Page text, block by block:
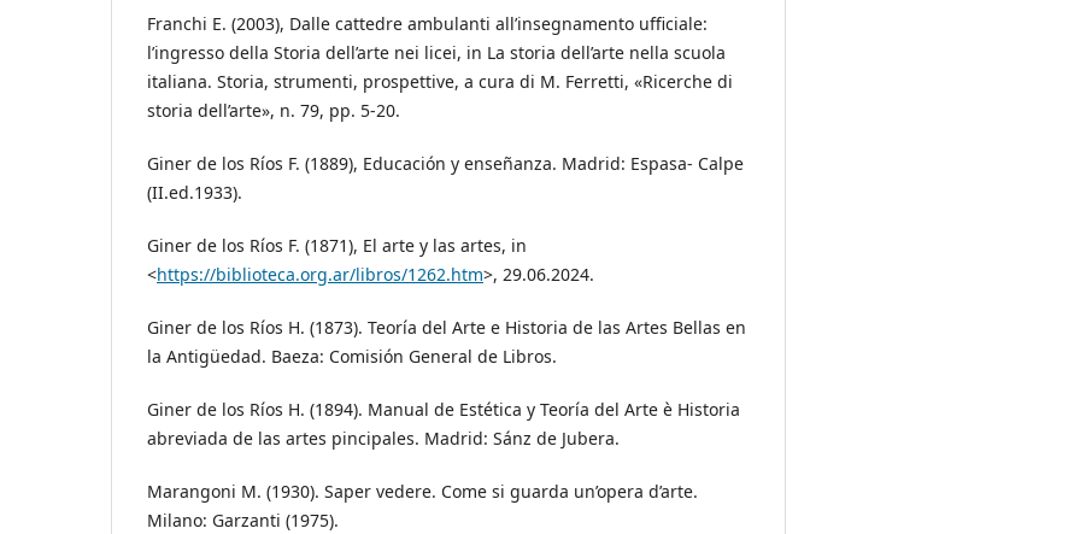
Franchi E. (2003), Dalle cattedre ambulanti all’insegnamento ufficiale:
l’ingresso della Storia dell’arte nei licei, in La storia dell’arte nella scuola
italiana. Storia, strumenti, prospettive, a cura di M. Ferretti, «Ricerche di
storia dell’arte», n. 79, pp. 5-20.
Giner de los Ríos F. (1889), Educación y enseñanza. Madrid: Espasa- Calpe
(II.ed.1933).
Giner de los Ríos F. (1871), El arte y las artes, in
<https://biblioteca.org.ar/libros/1262.htm>, 29.06.2024.
Giner de los Ríos H. (1873). Teoría del Arte e Historia de las Artes Bellas en
la Antigüedad. Baeza: Comisión General de Libros.
Giner de los Ríos H. (1894). Manual de Estética y Teoría del Arte è Historia
abreviada de las artes pincipales. Madrid: Sánz de Jubera.
Marangoni M. (1930). Saper vedere. Come si guarda un’opera d’arte.
Milano: Garzanti (1975).